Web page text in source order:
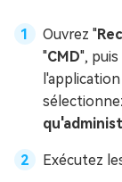
Ouvrez "
"CMD",
Exécutez